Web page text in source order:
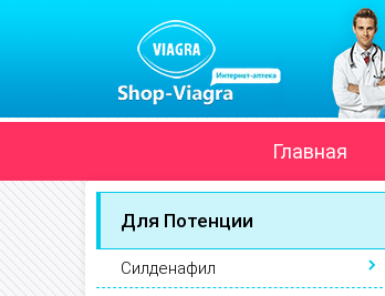
Главная
Для Потенции
Силденафил